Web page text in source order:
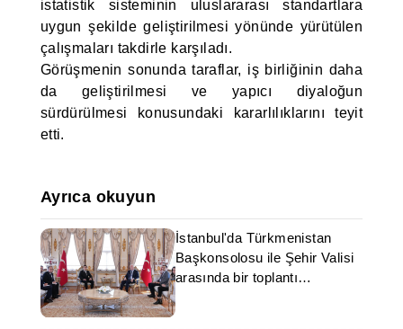
istatistik sisteminin uluslararası standartlara
uygun şekilde geliştirilmesi yönünde yürütülen
çalışmaları takdirle karşıladı.
Görüşmenin sonunda taraflar, iş birliğinin daha
da geliştirilmesi ve yapıcı diyaloğun
sürdürülmesi konusundaki kararlılıklarını teyit
etti.
Ayrıca okuyun
İstanbul'da Türkmenistan
Başkonsolosu ile Şehir Valisi
arasında bir toplantı
gerçekleştirildi